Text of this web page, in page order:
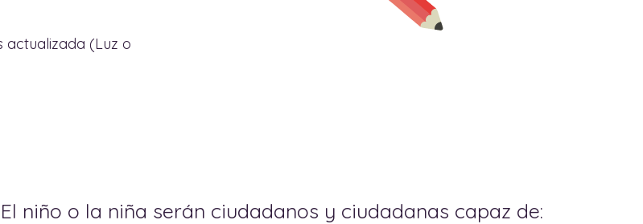
actualizada (Luz o
El niño o la niña serán ciudadanos y ciudadanas capaz de: